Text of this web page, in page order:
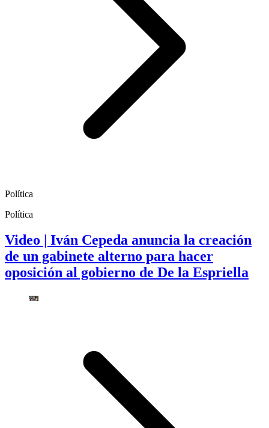
Política
Política
Video | Iván Cepeda anuncia la creación
de un gabinete alterno para hacer
oposición al gobierno de De la Espriella